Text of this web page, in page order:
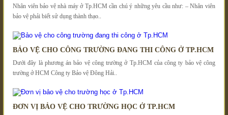
Nhân viên bảo vệ nhà máy ở Tp.HCM cần chú ý những yêu cầu như: – Nhân viên
bảo vệ phải biết sử dụng thành thạo..
BẢO VỆ CHO CÔNG TRƯỜNG ĐANG THI CÔNG Ở TP.HCM
Dưới đây là phương án bảo vệ công trường ở Tp.HCM của công ty bảo vệ công
trường ở HCM Công ty Bảo vệ Đông Hải..
ĐƠN VỊ BẢO VỆ CHO TRƯỜNG HỌC Ở TP.HCM